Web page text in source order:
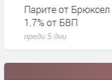
Парите от Брюксел
1.7% от БВП
преди 5 дни